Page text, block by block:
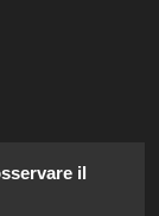
il